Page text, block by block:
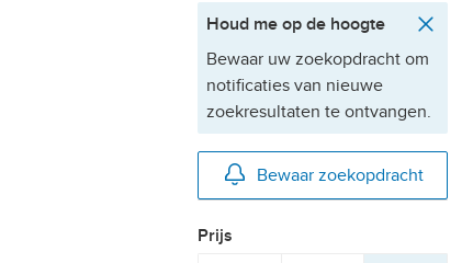
Houd me op de hoogte
Bewaar uw zoekopdracht om
notificaties van nieuwe
zoekresultaten te ontvangen.
Bewaar zoekopdracht
Prijs